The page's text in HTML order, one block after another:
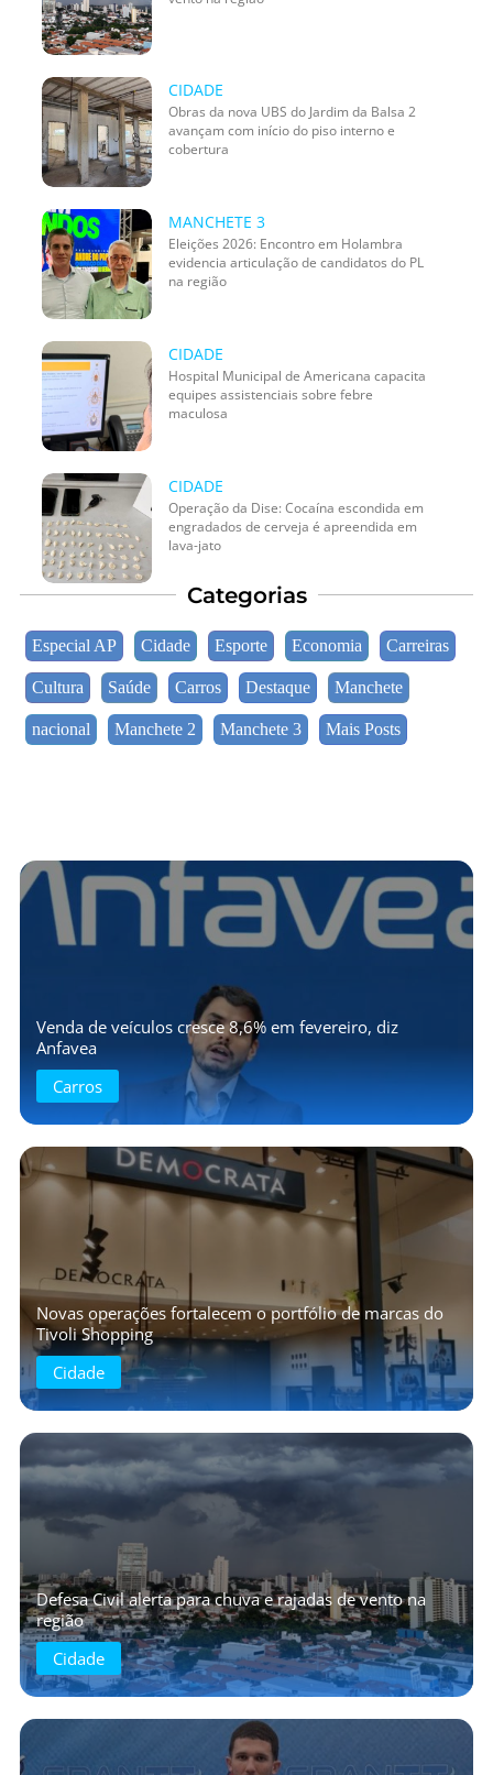
CIDADE
Obras da nova UBS do Jardim da Balsa 2
avançam com início do piso interno e
cobertura
MANCHETE 3
Eleições 2026: Encontro em Holambra
evidencia articulação de candidatos do PL
na região
CIDADE
Hospital Municipal de Americana capacita
equipes assistenciais sobre febre
maculosa
CIDADE
Operação da Dise: Cocaína escondida em
engradados de cerveja é apreendida em
lava-jato
Categorias
Especial AP Cidade Esporte Economia Carreiras
Cultura Saúde Carros Destaque Manchete
nacional Manchete 2 Manchete 3 Mais Posts
Venda de veículos cresce 8,6% em fevereiro, diz
Anfavea
Carros
Novas operações fortalecem o portfólio de marcas do
Tivoli Shopping
Cidade
Defesa Civil alerta para chuva e rajadas de vento na
região
Cidade